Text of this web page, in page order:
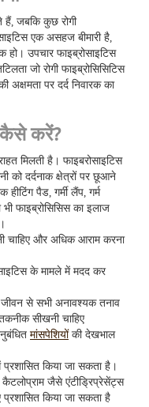
हैं, जबकि कुछ रोगी
एक असहज बीमारी है,
उपचार फाइब्रोसाइटिस
जो रोगी फाइब्रोसिसिटिस
अक्षमता पर दर्द निवारक का
कैसे करें?
मिलती है। फाइबरोसाइटिस
को दर्दनाक क्षेत्रों पर छूआने
पैड, गर्मी लैंप, गर्म
फाइब्रोसिसिस का इलाज
चाहिए और अधिक आराम करना
के मामले में मदद कर
से सभी अनावश्यक तनाव
सीखनी चाहिए
मांसपेशियोंकी देखभाल
प्रशासित किया जा सकता है।
कैटलोप्राम जैसे एंटीड्रिप्रेसेंट्स
किया जा सकता है